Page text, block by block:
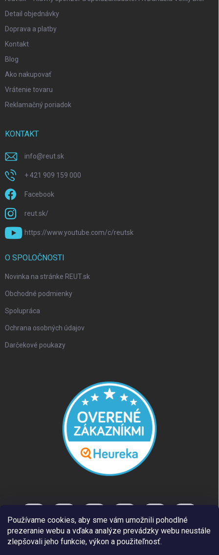
Používame cookies, aby sme vám umožnili pohodlné
prezeranie webu a vďaka analýze prevádzky webu neustále
zlepšovali jeho funkcie, výkon a použiteľnosť.
Detail objednávky
Doprava a platby
Kontakt
Blog
Ako nakupovať
Vrátenie tovaru
Reklamačný poriadok
KONTAKT
info@reut.sk
+ 421 909 159 000
Facebook
reut.sk/
https://www.youtube.com/c/reutsk
O SPOLOČNOSTI
Novinka na stránke REUT.sk
Obchodné podmienky
Spolupráca
Ochrana osobných údajov
Darčekové poukazy